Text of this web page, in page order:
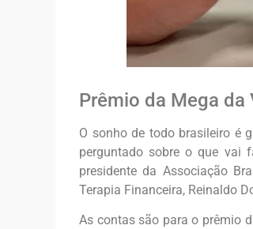
Prêmio da Mega
O sonho de todo brasileiro é
perguntado sobre o que vai
presidente da Associação
Terapia Financeira, Reinaldo
As contas são para o prêmio